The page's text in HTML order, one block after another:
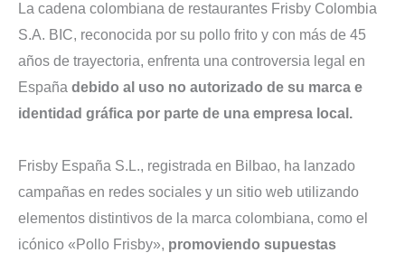
La cadena colombiana de restaurantes Frisby Colombia
S.A. BIC, reconocida por su pollo frito y con más de 45
años de trayectoria, enfrenta una controversia legal en
España debido al uso no autorizado de su marca e
identidad gráfica por parte de una empresa local.
Frisby España S.L., registrada en Bilbao, ha lanzado
campañas en redes sociales y un sitio web utilizando
elementos distintivos de la marca colombiana, como el
icónico «Pollo Frisby», promoviendo supuestas